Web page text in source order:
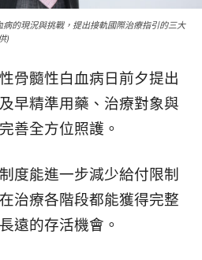
的現況與挑戰，提出接軌國際治療指引的三大
)
骨髓性白血病日前夕提出
早精準用藥、治療對象與
善全方位照護。
度能進一步減少給付限制
治療各階段都能獲得完整
遠的存活機會。